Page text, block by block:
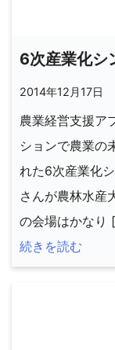
6次産業化シ
2014年12月17日
農業経営支援ア
ションで農業の
れた6次産業化
さんが農林水産
の会場はかなり
続きを読む